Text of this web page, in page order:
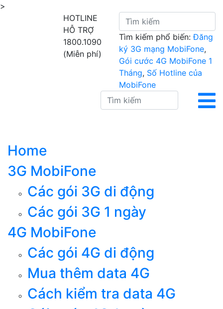
>
HOTLINE
HỖ TRỢ
1800.1090
(Miễn phí)
Tìm kiếm phổ biến: Đăng
ký 3G mạng MobiFone,
Gói cước 4G MobiFone 1
Tháng, Số Hotline của
MobiFone
Home
3G MobiFone
Các gói 3G di động
Các gói 3G 1 ngày
4G MobiFone
Các gói 4G di động
Mua thêm data 4G
Cách kiểm tra data 4G